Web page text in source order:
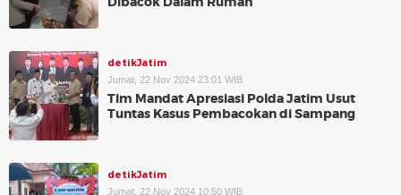
detikJatim
Jumat, 22 Nov 2024 23:01 WIB
Tim Mandat Apresiasi Polda Jatim Usut
Tuntas Kasus Pembacokan di Sampang
detikJatim
Jumat, 22 Nov 2024 10:50 WIB